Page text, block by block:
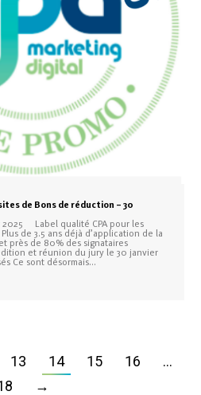
de Bons de réduction – 30
2025 Label qualité CPA pour les
de 3.5 ans déjà d’application de la
près de 80% des signataires
et réunion du jury le 30 janvier
Ce sont désormais…
13 14 15 16
…
→